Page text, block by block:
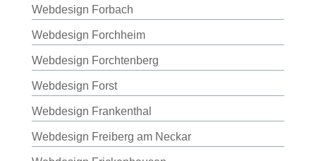
Webdesign Forbach
Webdesign Forchheim
Webdesign Forchtenberg
Webdesign Forst
Webdesign Frankenthal
Webdesign Freiberg am Neckar